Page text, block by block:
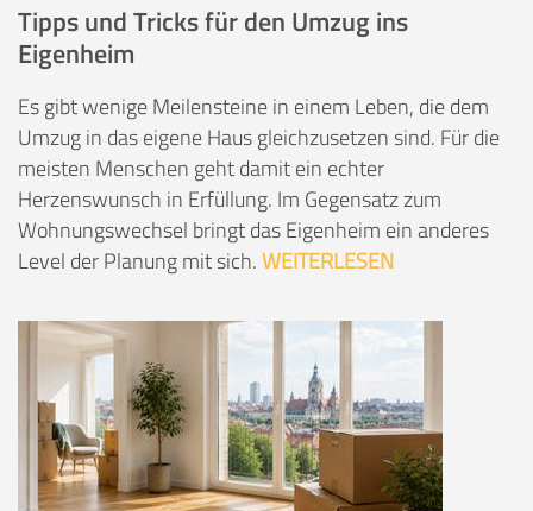
Tipps und Tricks für den Umzug ins
Eigenheim
Es gibt wenige Meilensteine in einem Leben, die dem
Umzug in das eigene Haus gleichzusetzen sind. Für die
meisten Menschen geht damit ein echter
Herzenswunsch in Erfüllung. Im Gegensatz zum
Wohnungswechsel bringt das Eigenheim ein anderes
Level der Planung mit sich.WEITERLESEN